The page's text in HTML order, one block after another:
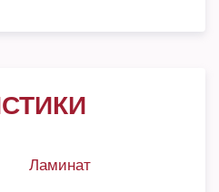
Ламинат